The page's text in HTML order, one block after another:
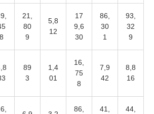
8
21,
80
9
5,8
12
17
9,6
30
86,
30
1
93,
32
9
89
3
1,4
01
16,
75
8
7,9
42
8,8
16
86,
41,
44,